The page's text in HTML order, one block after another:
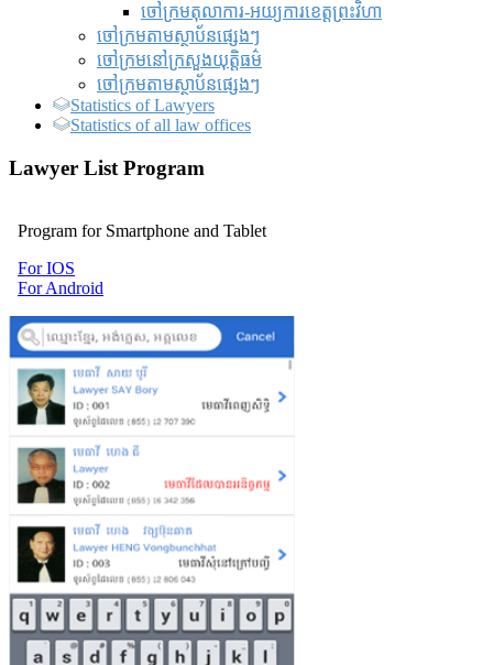
ចៅក្រមតុលាការ-អយ្យការខេត្តព្រះវិហា
ចៅក្រមតាមស្ថាប័នផ្សេងៗ
ចៅក្រមនៅក្រសួងយុត្តិធម៌
ចៅក្រមតាមស្ថាប័នផ្សេងៗ
Statistics of Lawyers
Statistics of all law offices
Lawyer List Program
Program for Smartphone and Tablet
For IOS
For Android